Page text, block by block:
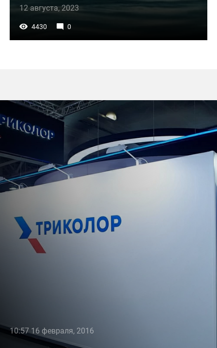
12 августа, 2023
4430 0
10:57 16 февраля, 2016